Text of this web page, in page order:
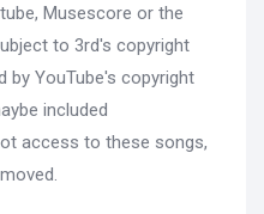
Musescore or the
to 3rd's copyright
by YouTube's copyright
included
access to these songs,